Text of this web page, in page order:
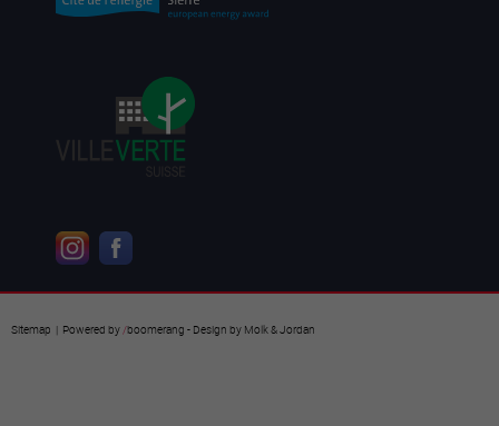
Sitemap | Powered by /boomerang - Design by Molk & Jordan